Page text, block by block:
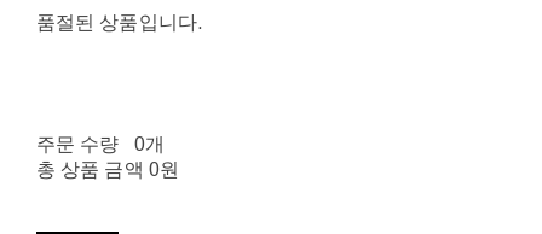
품절된 상품입니다.
주문 수량
0개
총 상품 금액 0원